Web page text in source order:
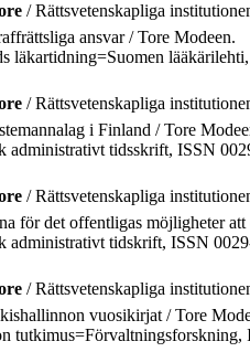
/ Rättsvetenskapliga
ansvar / Tore Modeen.
läkartidning=Suomen
/ Rättsvetenskapliga
i Finland / Tore
administrativt tidsskrift, ISSN
/ Rättsvetenskapliga
för det offentligas möjligheter
administrativt tidskrift, ISSN
/ Rättsvetenskapliga
vuosikirjat / Tore
tutkimus=Förvaltningsforskning,